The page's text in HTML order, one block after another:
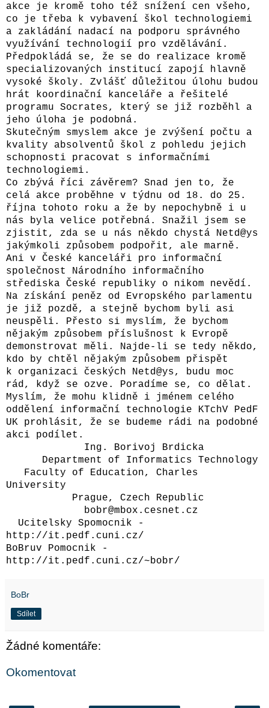
akce je kromě toho též snížení cen všeho,
co je třeba k vybavení škol technologiemi
a zakládání nadací na podporu správného
využívání technologií pro vzdělávání.
Předpokládá se, že se do realizace kromě
specializovaných institucí zapojí hlavně
vysoké školy. Zvlášť důležitou úlohu budou
hrát koordinační kanceláře a řešitelé
programu Socrates, který se již rozběhl a
jeho úloha je podobná.
Skutečným smyslem akce je zvýšení počtu a
kvality absolventů škol z pohledu jejich
schopnosti pracovat s informačními
technologiemi.
Co zbývá říci závěrem? Snad jen to, že
celá akce proběhne v týdnu od 18. do 25.
října tohoto roku a že by nepochybně i u
nás byla velice potřebná. Snažil jsem se
zjistit, zda se u nás někdo chystá Netd@ys
jakýmkoli způsobem podpořit, ale marně.
Ani v České kanceláři pro informační
společnost Národního informačního
střediska České republiky o nikom nevědí.
Na získání peněz od Evropského parlamentu
je již pozdě, a stejně bychom byli asi
neuspěli. Přesto si myslím, že bychom
nějakým způsobem příslušnost k Evropě
demonstrovat měli. Najde-li se tedy někdo,
kdo by chtěl nějakým způsobem přispět
k organizaci českých Netd@ys, budu moc
rád, když se ozve. Poradíme se, co dělat.
Myslím, že mohu klidně i jménem celého
oddělení informační technologie KTchV PedF
UK prohlásit, že se budeme rádi na podobné
akci podílet.
Ing. Borivoj Brdicka
Department of Informatics Technology
Faculty of Education, Charles
University
Prague, Czech Republic
bobr@mbox.cesnet.cz
Ucitelsky Spomocnik -
http://it.pedf.cuni.cz/
BoBruv Pomocnik -
http://it.pedf.cuni.cz/~bobr/
BoBr
Sdílet
Žádné komentáře:
Okomentovat